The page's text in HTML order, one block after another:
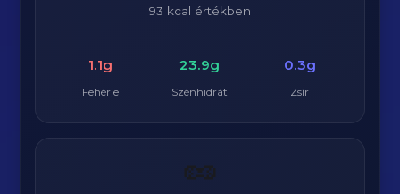
93 kcal értékben
1.1g
Fehérje
23.9g
Szénhidrát
0.3g
Zsír
🥜